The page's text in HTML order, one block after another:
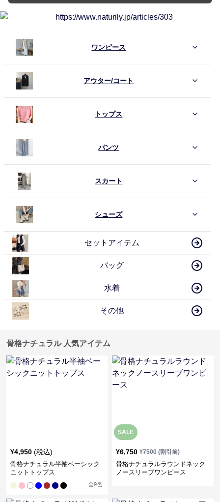
ワンピース
アウター/コート
トップス
パンツ
スカート
シューズ
セットアイテム
バッグ
水着
その他
骨格ナチュラル 人気アイテム
¥4,950 (税込)
骨格ナチュラル半袖ベーシック
ニットトップス
全9色
SALE
¥6,750 ¥7500(割引前)
骨格ナチュラルラウンドネック
ノースリーブワンピース